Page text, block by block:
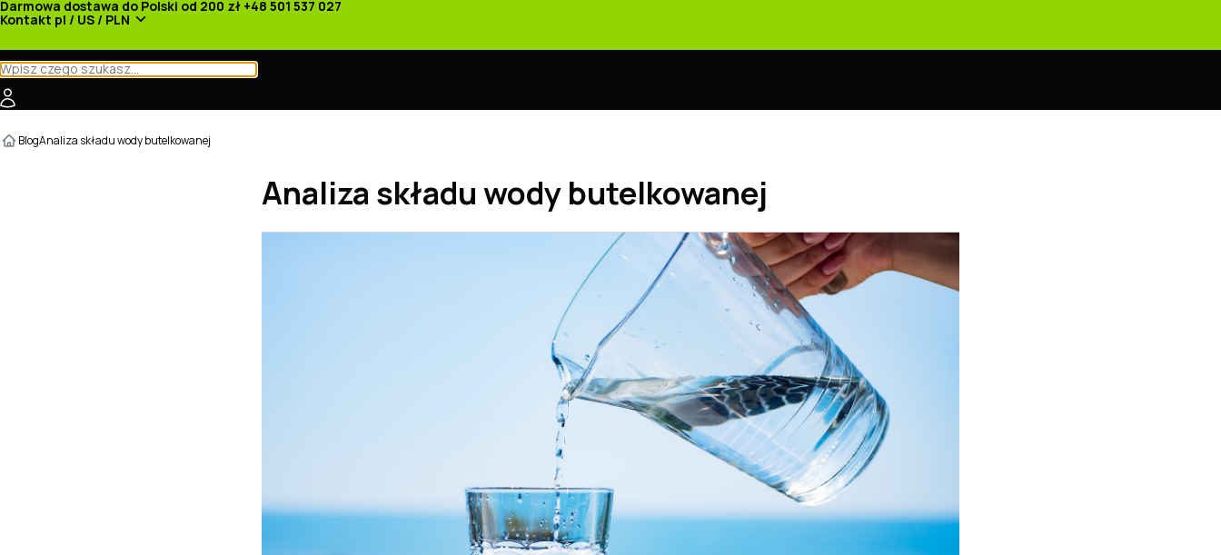
Darmowa dostawa do Polski od 200 zł +48 501 537 027
Kontakt pl / US / PLN
BlogAnaliza składu wody butelkowanej
Analiza składu wody butelkowanej